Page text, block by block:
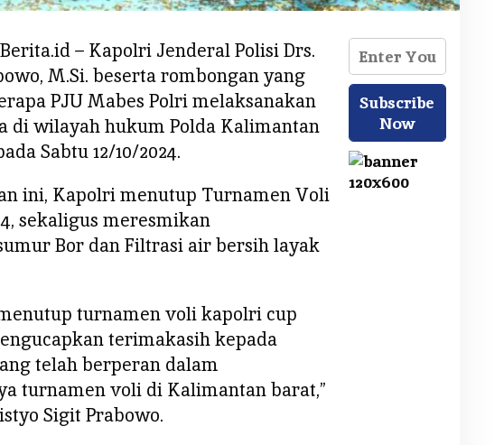
– Kapolri Jenderal Polisi Drs.
M.Si. beserta rombongan yang
PJU Mabes Polri melaksanakan
di wilayah hukum Polda Kalimantan
Sabtu 12/10/2024.
ini, Kapolri menutup Turnamen Voli
sekaligus meresmikan
Bor dan Filtrasi air bersih layak
turnamen voli kapolri cup
terimakasih kepada
telah berperan dalam
turnamen voli di Kalimantan barat,”
Sigit Prabowo.